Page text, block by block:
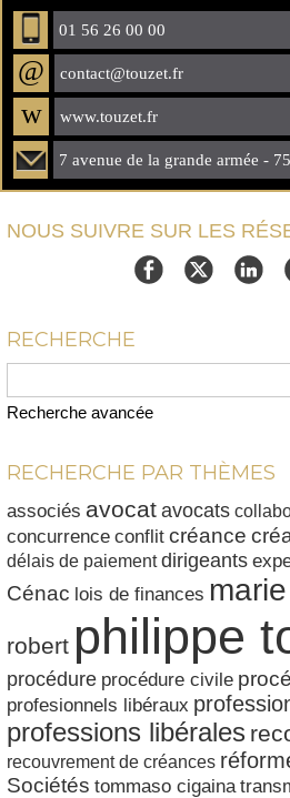
01 56 26 00 00
@ contact@touzet.fr
w www.touzet.fr
7 avenue de la grande armée -
NOUS SUIVRE SUR LES
RECHERCHE
Recherche avancée
RECHERCHE PAR THÈMES
associés avocatavocats
concurrence conflit créance
délais de paiement dirigeants
Cénac lois de finances
robert philippe
procédure procédure civile
profesionnels libéraux
professions libérales
recouvrement de créances
Sociétés tommaso cigaina